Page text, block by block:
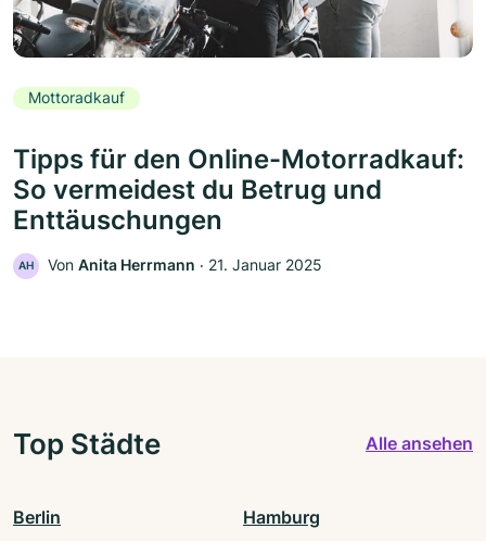
Mottoradkauf
Tipps für den Online-Motorradkauf:
So vermeidest du Betrug und
Enttäuschungen
AH Von Anita Herrmann ‧ 21. Januar 2025
Top Städte Alle ansehen
Berlin Hamburg